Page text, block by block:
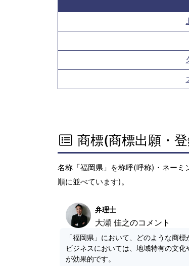
商標(商標出願・
名称「福岡県」を称呼(呼称)・ネー
順に並べています)。
弁理士
大瀬 佳之のコメント
「福岡県」において、どのような商
ビジネスにおいては、地域特有の文
が効果的です。